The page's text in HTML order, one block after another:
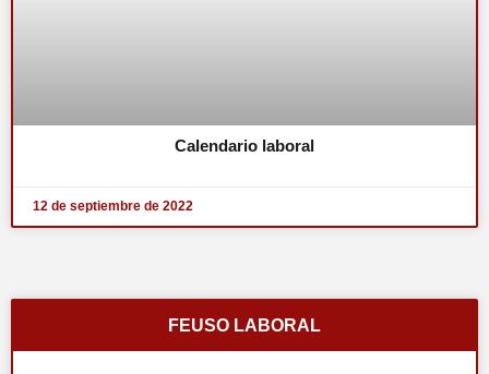
Calendario laboral
12 de septiembre de 2022
FEUSO LABORAL